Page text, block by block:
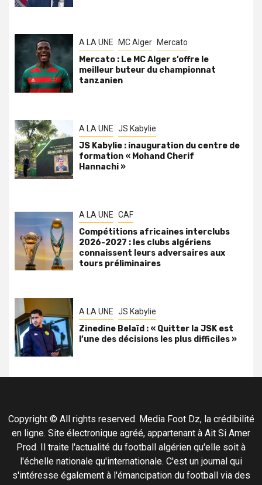
A LA UNE MC Alger Mercato
Mercato : Le MC Alger s’offre le
meilleur buteur du championnat
tanzanien
A LA UNE JS Kabylie
JS Kabylie : inauguration du centre de
formation « Mohand Cherif
Hannachi »
A LA UNE CAF
Compétitions africaines interclubs
2026-2027 : les clubs algériens
connaissent leurs adversaires aux
tours préliminaires
A LA UNE JS Kabylie
Zinedine Belaïd : « Quitter la JSK est
l’une des décisions les plus difficiles »
Copyright © All rights reserved. Media Foot Dz, la crédibilité
en ligne. Site électronique agréé, appartenant à Ait Si Amer
Prod. Il traite l'actualité du football algérien qu'elle soit à
l'échelle nationale qu'internationale. C'est un journal qui
s'intéresse également à l'émancipation du football via des